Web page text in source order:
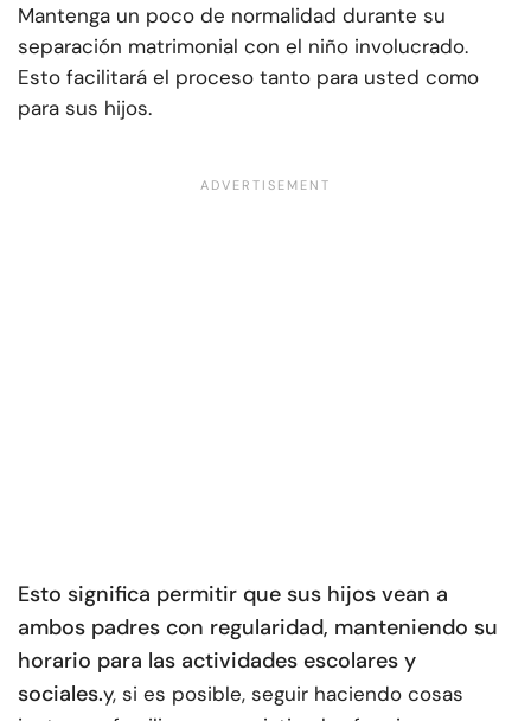
Mantenga un poco de normalidad durante su
separación matrimonial con el niño involucrado.
Esto facilitará el proceso tanto para usted como
para sus hijos.
Esto significa permitir que sus hijos vean a
ambos padres con regularidad, manteniendo su
horario para las actividades escolares y
sociales.y, si es posible, seguir haciendo cosas